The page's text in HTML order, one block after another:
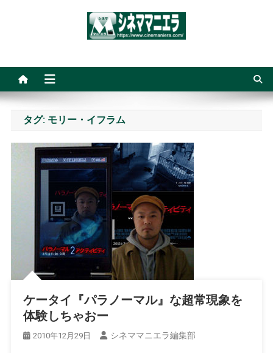
タグ: モリー・イフラム
ケータイ『パラノーマル』な超常現象を
体験しちゃおー
2010年12月29日 シネママニエラ編集部